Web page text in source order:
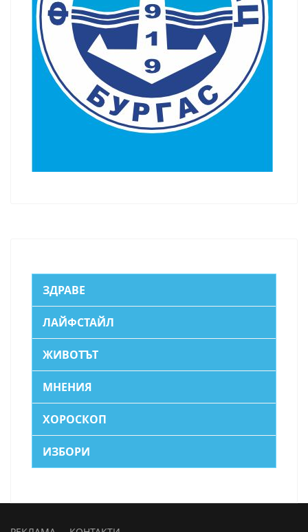
ЗДРАВЕ
ЛАЙФСТАЙЛ
ЖИВОТЪТ
МНЕНИЯ
ХОРОСКОП
ИЗБОРИ